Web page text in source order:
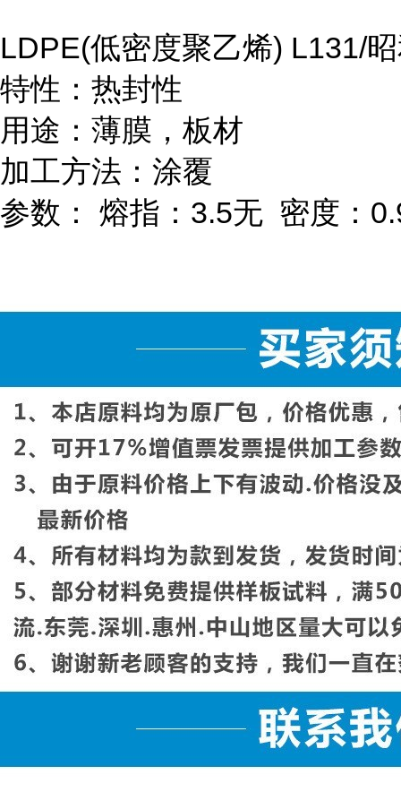
LDPE(低密度聚乙烯) L131/
特性：热封性
用途：薄膜，板材
加工方法：涂覆
参数：
熔指： 3.5无 密度：